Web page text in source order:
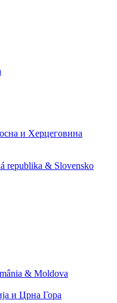
и Херцеговина
republika & Slovensko
& Moldova
и Црна Гора